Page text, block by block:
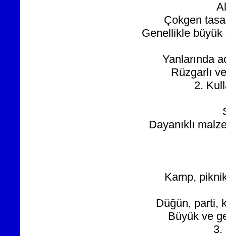
Çokgen
Genellikle
Yanlarında
Rüzgarlı
2.
Dayanıklı
Kamp,
Düğün, parti,
Büyük ve
3.